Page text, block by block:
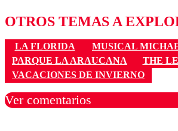
OTROS TEMAS A
LA FLORIDA
MUSICAL
PARQUE LA ARAUCANA
THE
VACACIONES DE INVIERNO
Ver comentarios